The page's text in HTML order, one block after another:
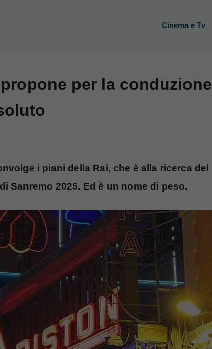
Cinema e Tv
per la conduzione
i piani della Rai, che è alla ricerca del
Sanremo 2025. Ed è un nome di peso.